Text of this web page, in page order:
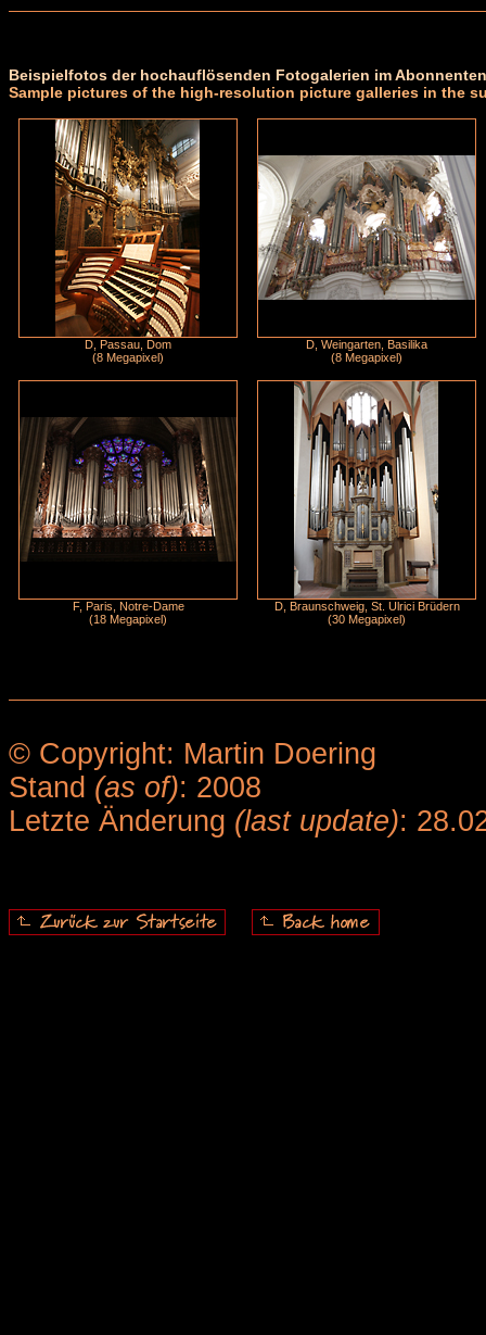
Beispielfotos der hochauflösenden Fotogalerien im
Sample pictures of the high-resolution picture galleries in the
D, Passau, Dom
(8 Megapixel)
D, Weingarten, Basilika
(8 Megapixel)
F, Paris, Notre-Dame
(18 Megapixel)
D, Braunschweig, St. Ulrici Brüdern
(30 Megapixel)
© Copyright: Martin Doering
Stand (as of): 2008
Letzte Änderung (last update):